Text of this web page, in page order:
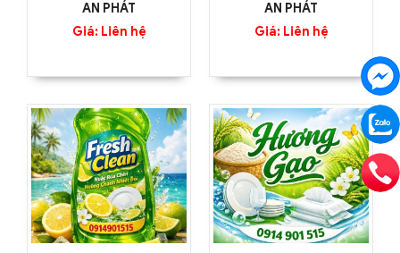
AN PHÁT
Giá: Liên hệ
AN PHÁT
Giá: Liên hệ